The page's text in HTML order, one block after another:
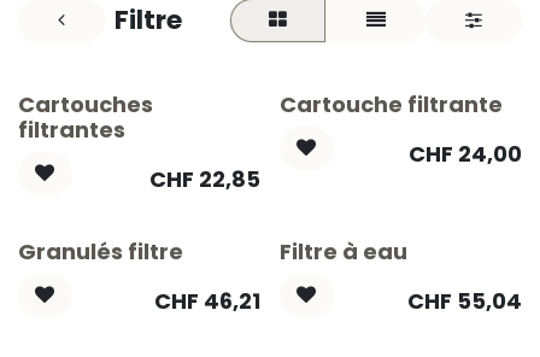
Filtre
Cartouches
filtrantes
CHF 22,85
Cartouche filtrante
CHF 24,00
Granulés filtre
CHF 46,21
Filtre à eau
CHF 55,04